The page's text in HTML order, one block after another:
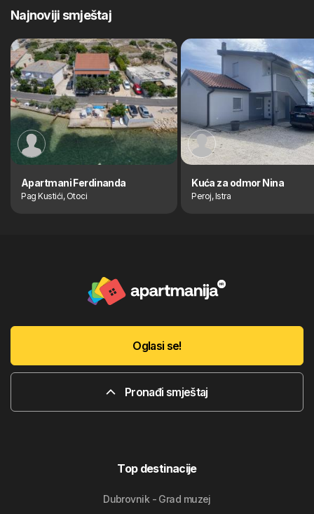
Najnoviji smještaj
Apartmani Ferdinanda
Pag Kustići, Otoci
Kuća za odmor Nina
Peroj, Istra
Oglasi se!
Pronađi smještaj
Top destinacije
Dubrovnik - Grad muzej